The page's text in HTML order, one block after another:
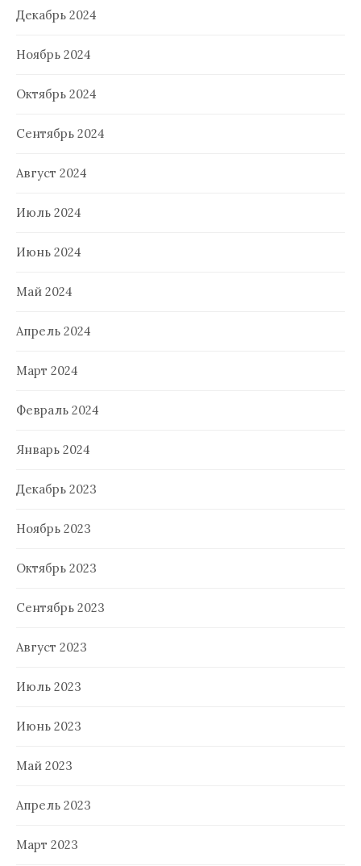
Декабрь 2024
Ноябрь 2024
Октябрь 2024
Сентябрь 2024
Август 2024
Июль 2024
Июнь 2024
Май 2024
Апрель 2024
Март 2024
Февраль 2024
Январь 2024
Декабрь 2023
Ноябрь 2023
Октябрь 2023
Сентябрь 2023
Август 2023
Июль 2023
Июнь 2023
Май 2023
Апрель 2023
Март 2023